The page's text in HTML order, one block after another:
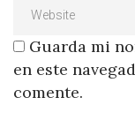
Guarda mi
en este
comente.